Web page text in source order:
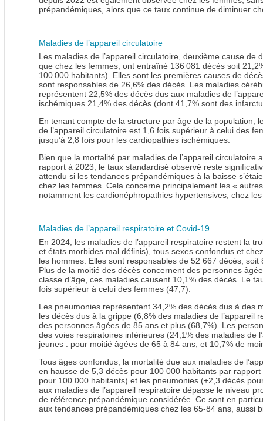
prépandémiques, alors que ce taux continue de diminuer
Maladies de l’appareil circulatoire
Les maladies de l’appareil circulatoire, deuxième cause
que chez les femmes, ont entraîné 136 081 décès soit
100 000 habitants). Elles sont les premières causes de
sont responsables de 26,6% des décès. Les maladies
représentent 22,5% des décès dus aux maladies de
ischémiques 21,4% des décès (dont 41,7% sont des
En tenant compte de la structure par âge de la population,
de l’appareil circulatoire est 1,6 fois supérieur à celui des
jusqu’à 2,8 fois pour les cardiopathies ischémiques.
Bien que la mortalité par maladies de l’appareil circulatoire
rapport à 2023, le taux standardisé observé reste
attendu si les tendances prépandémiques à la baisse
chez les femmes. Cela concerne principalement les «
notamment les cardionéphropathies hypertensives, chez
Maladies de l’appareil respiratoire et Covid-19
En 2024, les maladies de l’appareil respiratoire restent la
et états morbides mal définis), tous sexes confondus et
les hommes. Elles sont responsables de 52 667 décès, soit
Plus de la moitié des décès concernent des personnes
classe d’âge, ces maladies causent 10,1% des décès. Le
fois supérieur à celui des femmes (47,7).
Les pneumonies représentent 34,2% des décès dus à des
les décès dus à la grippe (6,8% des maladies de l’appareil
des personnes âgées de 85 ans et plus (68,7%). Les
des voies respiratoires inférieures (24,1% des maladies de
jeunes : pour moitié âgées de 65 à 84 ans, et 10,7% de
Tous âges confondus, la mortalité due aux maladies de
en hausse de 5,3 décès pour 100 000 habitants par
pour 100 000 habitants) et les pneumonies (+2,3 décès
aux maladies de l’appareil respiratoire dépasse le niveau
de référence prépandémique considérée. Ce sont en
aux tendances prépandémiques chez les 65-84 ans, aussi